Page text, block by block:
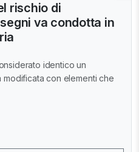
rischio di
va condotta in
identico un
modificata con elementi che